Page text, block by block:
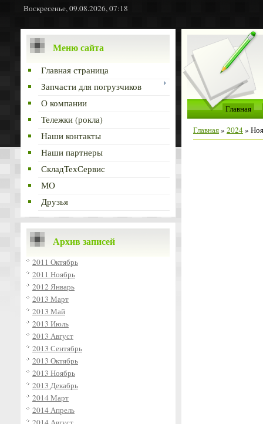
Воскресенье, 09.08.2026, 07:18
Меню сайта
Главная страница
Запчасти для погрузчиков
О компании
Тележки (рокла)
Наши контакты
Наши партнеры
СкладТехСервис
МО
Друзья
Архив записей
2011 Октябрь
2011 Ноябрь
2012 Январь
2013 Март
2013 Май
2013 Июль
2013 Август
2013 Сентябрь
2013 Октябрь
2013 Ноябрь
2013 Декабрь
2014 Март
2014 Апрель
Главная
Главная» 2024»